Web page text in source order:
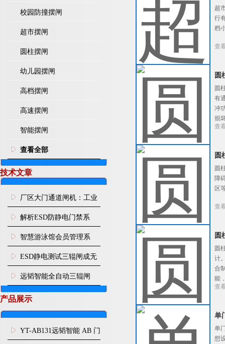
校园防撞摆闸
超市摆闸
圆柱摆闸
幼儿园摆闸
高档摆闸
高速摆闸
智能摆闸
查看全部
技术文章
厂区大门通道闸机：工业
园区人车分流智能通行管
控设施
解析ESD防静电门禁系
统：从人体静电消除到通
道智能管控
智慧游泳馆会员管理系
统：刷脸入场 年月卡管
控、次卡自动扣次
ESD静电测试三辊闸成无
尘车间刚需，远韬智能一
站式管控人体静电与人员
通行
远韬智能全自动三辊闸
产品展示
YT-AB131远韬智能 AB 门
超
行
档
查
圆
圆
有
冲
损
查
圆
圆
障
区
查
圆
圆
计
合
能
查
单
单
想